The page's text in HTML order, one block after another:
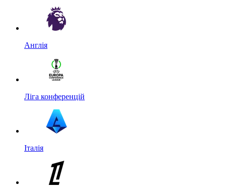
Англія
Ліга конференцій
Італія